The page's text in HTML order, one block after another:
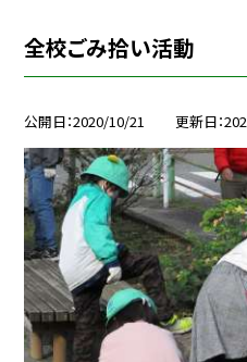
全校ごみ拾い活動
公開日 2020/10/21 更新日